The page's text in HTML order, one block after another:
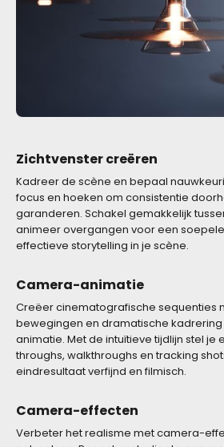
Zichtvenster creëren
Kadreer de scène en bepaal
focus en hoeken om consistentie
garanderen. Schakel gemakkelijk
animeer overgangen voor een
effectieve storytelling in je scène.
Camera-animatie
Creëer cinematografische sequenties
bewegingen en dramatische
animatie. Met de intuïtieve tijdlijn stel je
throughs, walkthroughs en tracking
eindresultaat verfijnd en filmisch.
Camera-effecten
Verbeter het realisme met camera-